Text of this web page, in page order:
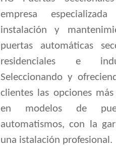
empresa
instalación y
puertas automáticas
residenciales e
Seleccionando y
clientes las opciones
en modelos de
automatismos, con la
una istalación profesional.